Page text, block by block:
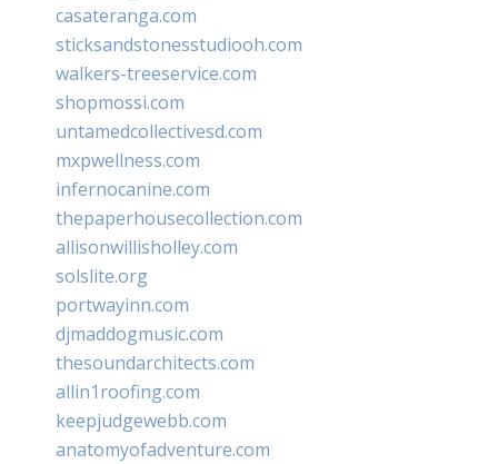
casateranga.com
sticksandstonesstudiooh.com
walkers-treeservice.com
shopmossi.com
untamedcollectivesd.com
mxpwellness.com
infernocanine.com
thepaperhousecollection.com
allisonwillisholley.com
solslite.org
portwayinn.com
djmaddogmusic.com
thesoundarchitects.com
allin1roofing.com
keepjudgewebb.com
anatomyofadventure.com